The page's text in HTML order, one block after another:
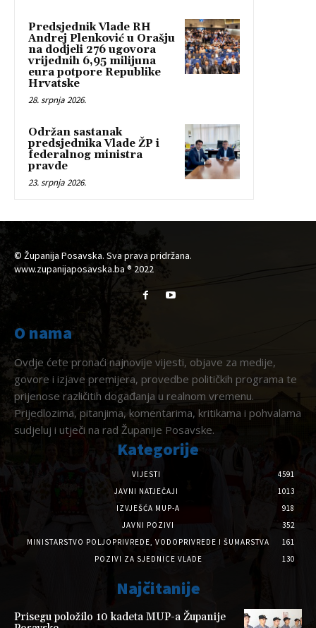
Predsjednik Vlade RH
Andrej Plenković u Orašju
na dodjeli 276 ugovora
vrijednih 6,95 milijuna
eura potpore Republike
Hrvatske
28. srpnja 2026.
Održan sastanak
predsjednika Vlade ŽP i
federalnog ministra
pravde
23. srpnja 2026.
© Županija Posavska. Sva prava pridržana.
www.zupanijaposavska.ba ® 2022
O nama
Ovdje ćete pronaći najnovije vijesti, objave za medije,
govore i izjave premijera, provedbe političkih programa te
prijenose različitih događanja u realnom vremenu.
Prijedlozima, pitanjima, komentarima, kritikama i pohvalama
sudjeluj i utječi na rad Županije Posavske.
Kategorije
VIJESTI
4591
JAVNI NATJEČAJI
1013
IZVJEŠĆA MUP-A
918
JAVNI POZIVI
352
MINISTARSTVO POLJOPRIVREDE, VODOPRIVREDE I ŠUMARSTVA
161
POZIVI ZA SJEDNICE VLADE
130
Najčitanije
Prisegu položilo 10 kadeta MUP-a Županije